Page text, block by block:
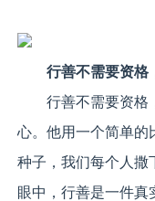
行善不需要资格
行善不需要资格
心。他用一个简单的
种子，我们每个人撒
眼中，行善是一件